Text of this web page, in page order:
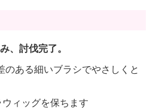
、討伐完了。
のある細いブラシでやさしくと
ウィッグを保ちます